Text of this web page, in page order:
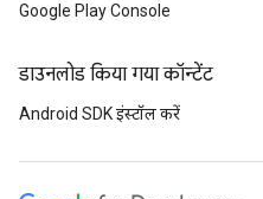
Google Play Console
डाउनलोड किया गया कॉन्टेंट
Android SDK इंस्टॉल करें